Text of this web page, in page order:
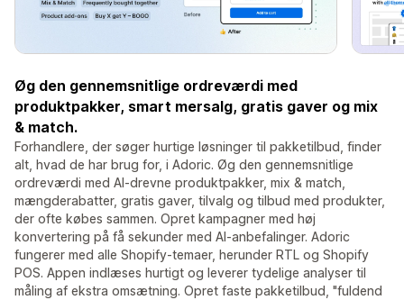
Øg den gennemsnitlige ordreværdi med
produktpakker, smart mersalg, gratis gaver og mix
& match.
Forhandlere, der søger hurtige løsninger til pakketilbud, finder
alt, hvad de har brug for, i Adoric. Øg den gennemsnitlige
ordreværdi med AI-drevne produktpakker, mix & match,
mængderabatter, gratis gaver, tilvalg og tilbud med produkter,
der ofte købes sammen. Opret kampagner med høj
konvertering på få sekunder med AI-anbefalinger. Adoric
fungerer med alle Shopify-temaer, herunder RTL og Shopify
POS. Appen indlæses hurtigt og leverer tydelige analyser til
måling af ekstra omsætning. Opret faste pakketilbud, "fuldend